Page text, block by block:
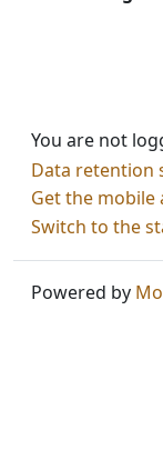
You are not
Data retention
Get the mobile
Switch to the
Powered by